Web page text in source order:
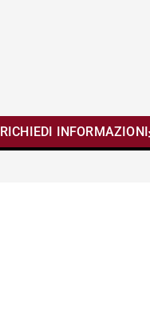
RICHIEDI INFORMAZIONI